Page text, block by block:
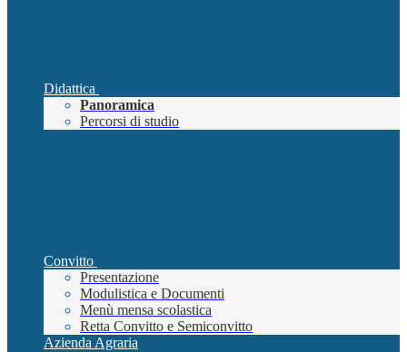
Didattica
Panoramica
Percorsi di studio
Convitto
Presentazione
Modulistica e Documenti
Menù mensa scolastica
Retta Convitto e Semiconvitto
Azienda Agraria